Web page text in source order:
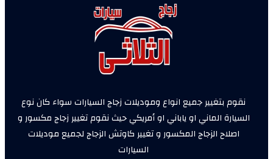
نقوم بتغيير جميع انواع وموديلات زجاج السيارات سواء كان نوع
السيارة الماني او ياباني او أمريكي حيث نقوم تغيير زجاج مكسور و
اصلاح الزجاج المكسور و تغيير كاوتش الزجاج لجميع موديلات
السيارات